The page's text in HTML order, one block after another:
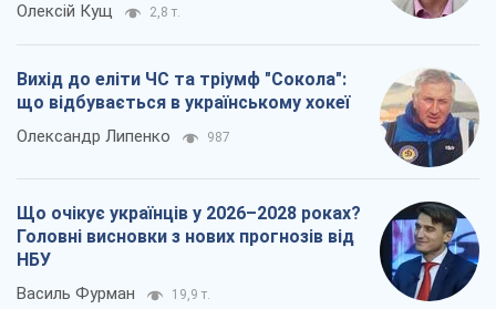
Олексій Кущ 2,8 т.
Вихід до еліти ЧС та тріумф "Сокола":
що відбувається в українському хокеї
Олександр Липенко 987
Що очікує українців у 2026–2028 роках?
Головні висновки з нових прогнозів від
НБУ
Василь Фурман 19,9 т.